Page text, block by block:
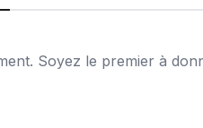
Soyez le premier à